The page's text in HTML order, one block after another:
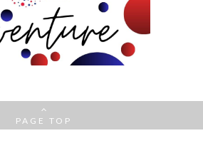
PAGE TOP